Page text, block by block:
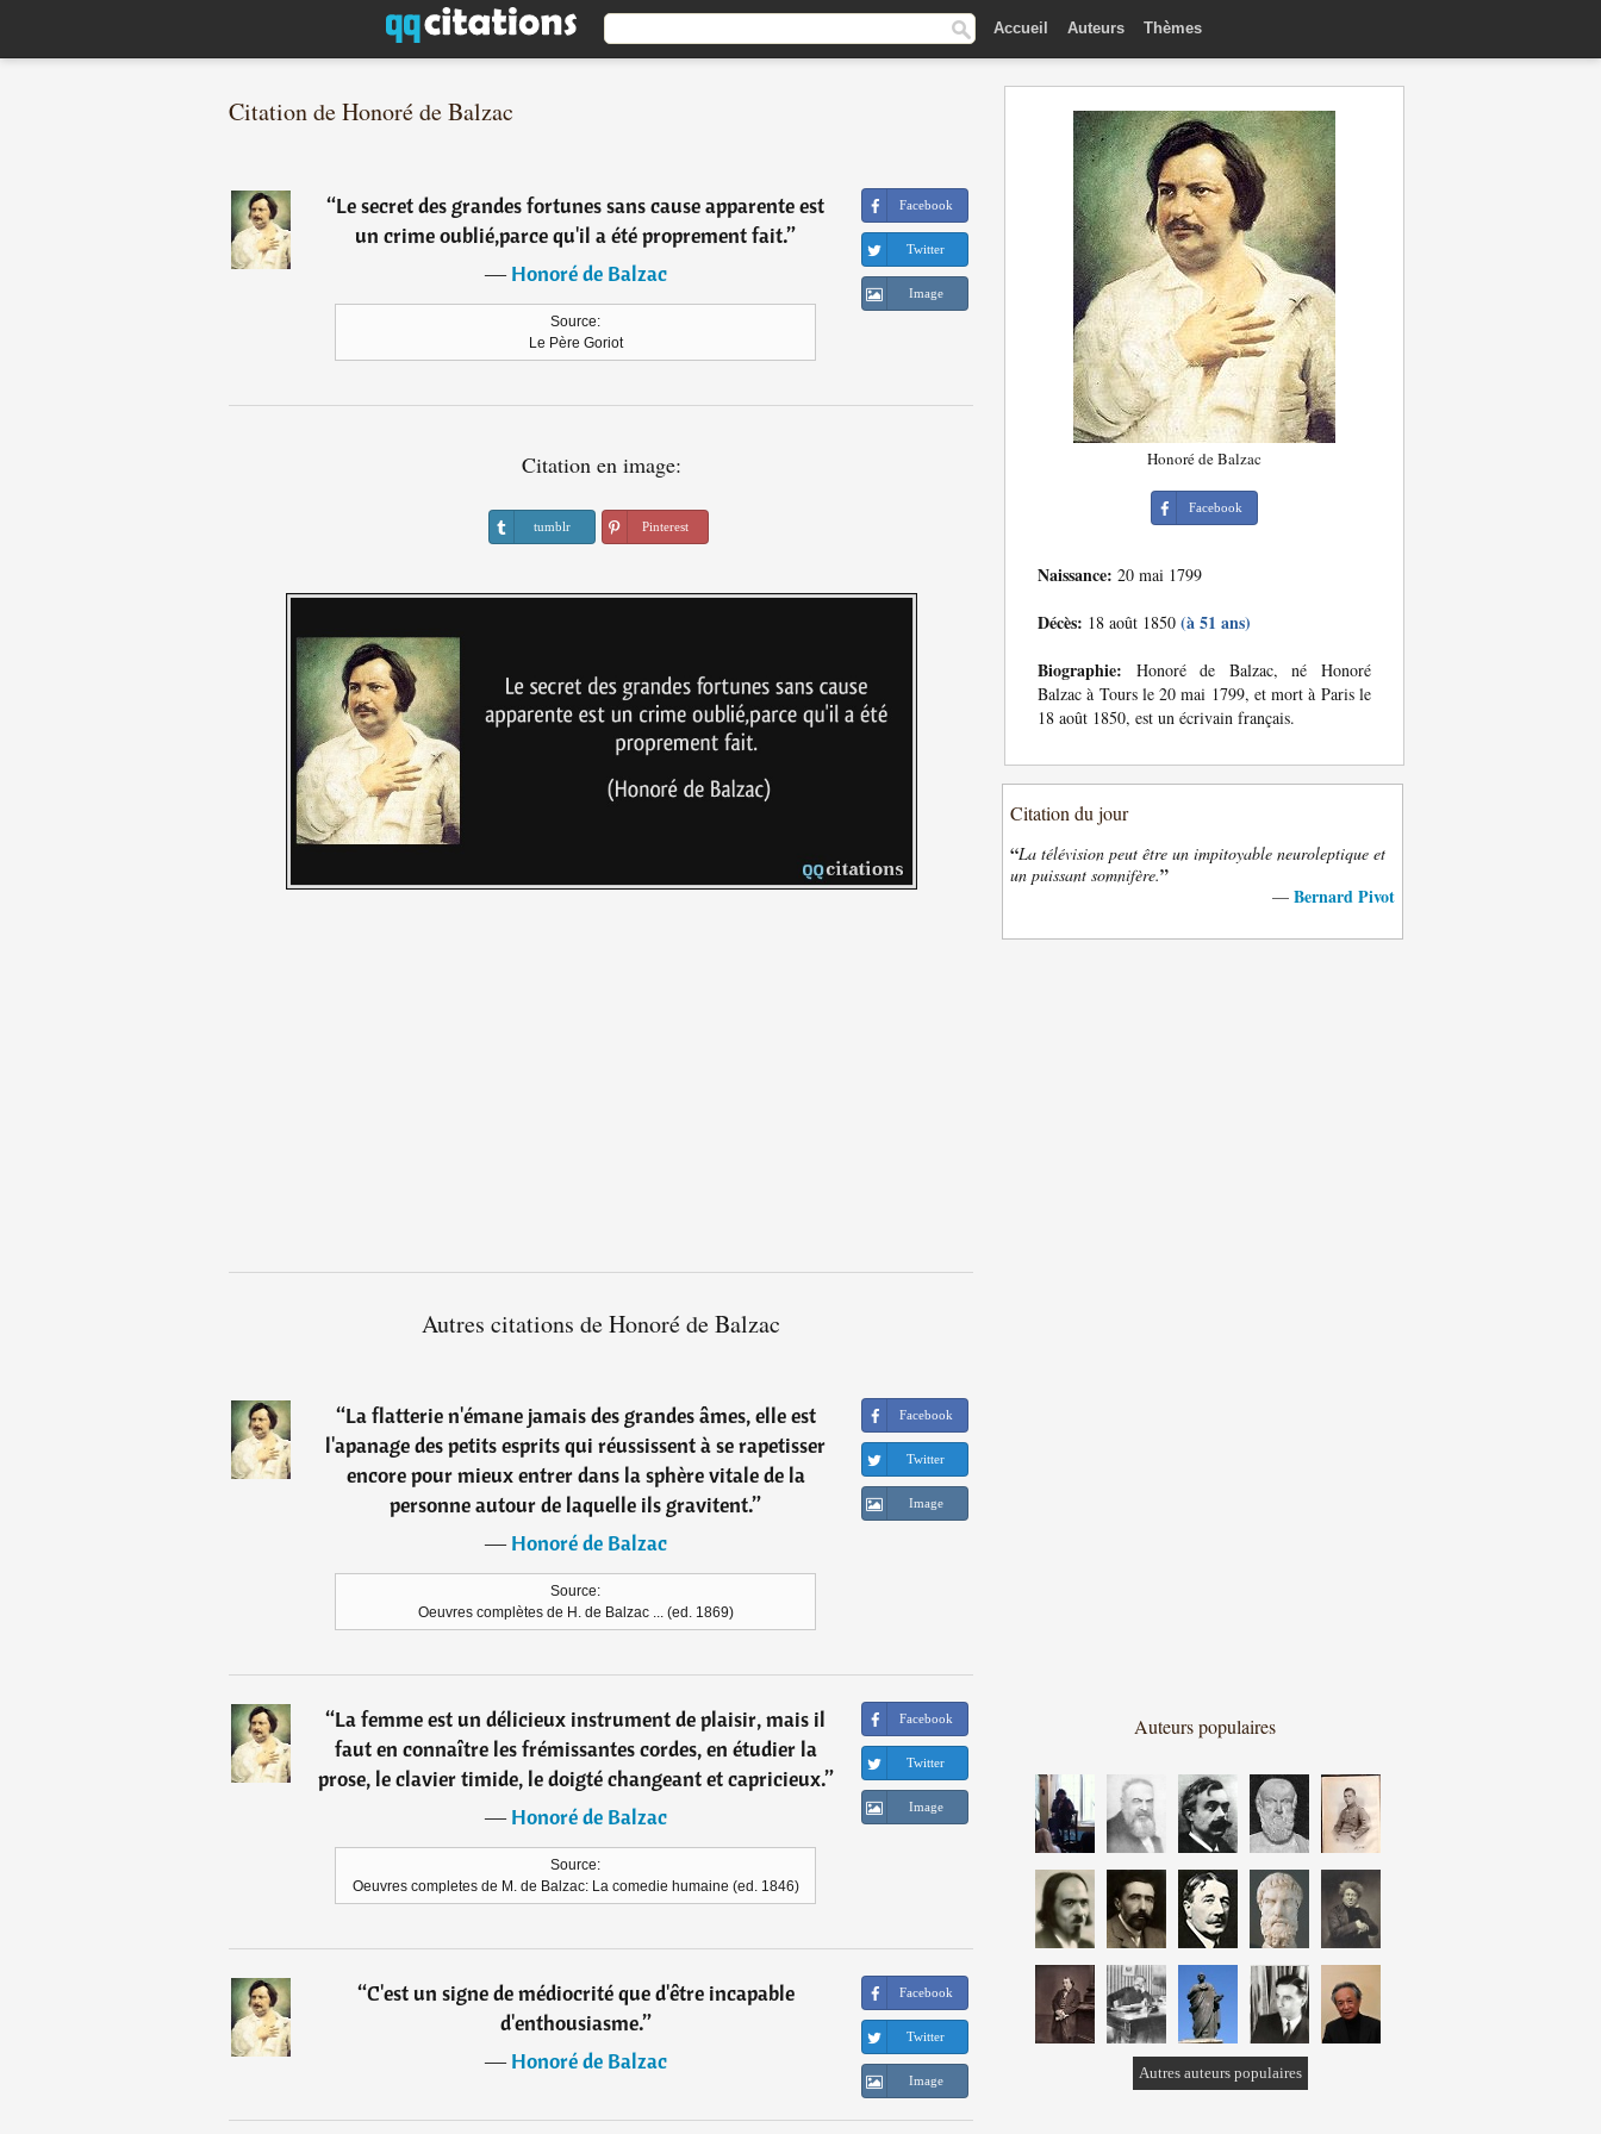
Accueil Auteurs Thèmes
Citation de Honoré de Balzac
“Le secret des grandes fortunes sans cause apparente est
un crime oublié,parce qu'il a été proprement fait.”
―Honoré de Balzac
Source:
Le Père Goriot
Facebook
Twitter
Image
Citation en image:
tumblr Pinterest
Autres citations de Honoré de Balzac
“La flatterie n'émane jamais des grandes âmes, elle est
l'apanage des petits esprits qui réussissent à se rapetisser
encore pour mieux entrer dans la sphère vitale de la
personne autour de laquelle ils gravitent.”
―Honoré de Balzac
Source:
Oeuvres complètes de H. de Balzac ... (ed. 1869)
Facebook
Twitter
Image
“La femme est un délicieux instrument de plaisir, mais il
faut en connaître les frémissantes cordes, en étudier la
prose, le clavier timide, le doigté changeant et capricieux.”
―Honoré de Balzac
Source:
Oeuvres completes de M. de Balzac: La comedie humaine (ed. 1846)
Facebook
Twitter
Image
“C'est un signe de médiocrité que d'être incapable
d'enthousiasme.”
―Honoré de Balzac
Facebook
Twitter
Image
Honoré de Balzac
Facebook
Naissance: 20 mai 1799
Décès: 18 août 1850 (à 51 ans)
Biographie: Honoré de Balzac, né Honoré
Balzac à Tours le 20 mai 1799, et mort à Paris le
18 août 1850, est un écrivain français.
Citation du jour
“La télévision peut être un impitoyable neuroleptique et
un puissant somnifère.”
— Bernard Pivot
Auteurs populaires
Autres auteurs populaires